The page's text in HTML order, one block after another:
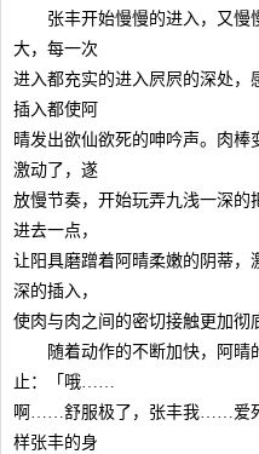
张丰开始慢慢的进入，又慢
大，每一次
进入都充实的进入屄屄的深处，
插入都使阿
晴发出欲仙欲死的呻吟声。肉
激动了，遂
放慢节奏，开始玩弄九浅一深的
进去一点，
让阳具磨蹭着阿晴柔嫩的阴蒂，
深的插入，
使肉与肉之间的密切接触更加彻
随着动作的不断加快，阿晴
止：「哦……
啊……舒服极了，张丰我……爱
样张丰的身